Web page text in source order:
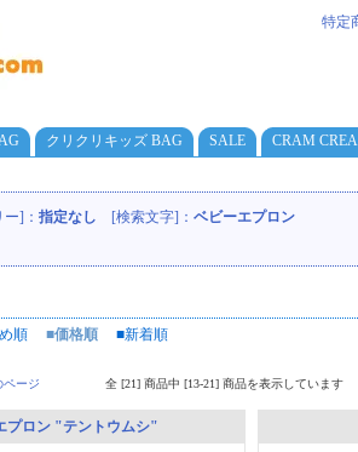
特定
クリクリキッズ BAG SALE CRAM
]： 指定なし [検索文字]： ベビーエプロン
順 ■価格順 ■新着順
ページ 全 [21] 商品中 [13-21] 商品を表示しています
プロン "テントウムシ"